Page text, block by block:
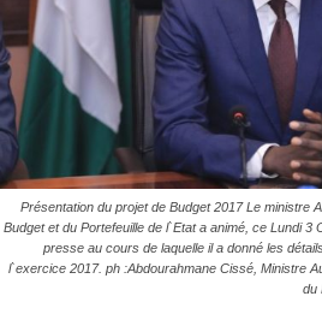
Présentation du projet de Budget 2017 Le ministre
Budget et du Portefeuille de l`Etat a animé, ce Lundi
presse au cours de laquelle il a donné les
l`exercice 2017. ph :Abdourahmane Cissé, Ministre
du